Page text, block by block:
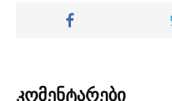
კომენტარები